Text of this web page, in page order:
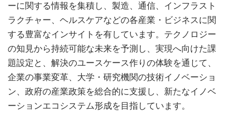
ーに関する情報を集積し、製造、通信、インフラスト
ラクチャー、ヘルスケアなどの各産業・ビジネスに関
する豊富なインサイトを有しています。テクノロジー
の知見から持続可能な未来を予測し、実現へ向けた課
題設定と、解決のユースケース作りの体験を通じて、
企業の事業変革、大学・研究機関の技術イノベーショ
ン、政府の産業政策を総合的に支援し、新たなイノベ
ーションエコシステム形成を目指しています。